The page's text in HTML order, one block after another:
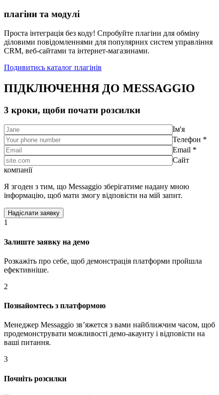
плагіни та модулі
Проста інтеграція без коду! Спробуйте плагіни для обміну
діловими повідомленнями для популярних систем управління
CRM, веб-сайтами та інтернет-магазинами.
Подивитись каталог плагінів
ПІДКЛЮЧЕННЯ ДО MESSAGGIO
3 кроки, щоби почати розсилки
Ім'я
Телефон *
Email *
Сайт
компанії
Я згоден з тим, що Messaggio зберігатиме надану мною
інформацію, щоб мати змогу відповісти на мій запит.
1
Залиште заявку на демо
Розкажіть про себе, щоб демонстрація платформи пройшла
ефективніше.
2
Познайомтесь з платформою
Менеджер Messaggio звʼяжется з вами найближчим часом, щоб
продемонструвати можливості демо-акаунту і відповісти на
ваші питання.
3
Почніть розсилки